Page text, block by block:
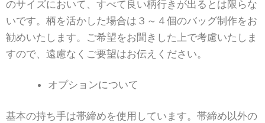
のサイズにおいて、すべて良い柄行きが出るとは限らな
いです。柄を活かした場合は３～４個のバッグ制作をお
勧めいたします。ご希望をお聞きした上で考慮いたしま
すので、遠慮なくご要望はお伝えください。
オプションについて
基本の持ち手は帯締めを使用しています。帯締め以外の